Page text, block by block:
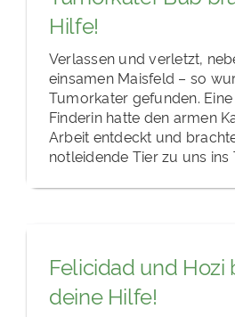
Hilfe!
Verlassen und verletzt,
einsamen Maisfeld – so
Tumorkater gefunden.
Finderin hatte den armen
Arbeit entdeckt und
notleidende Tier zu uns ins
Felicidad und Hozi
deine Hilfe!